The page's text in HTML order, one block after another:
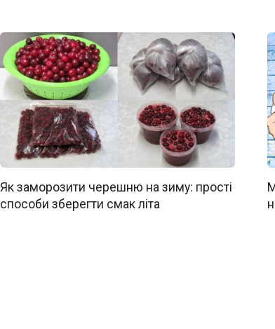
Як заморозити черешню на зиму: прості
способи зберегти смак літа